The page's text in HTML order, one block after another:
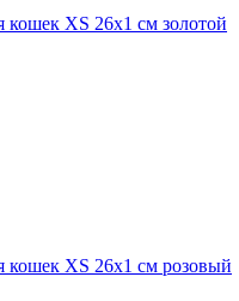
XS 26х1 см золотой
XS 26х1 см розовый